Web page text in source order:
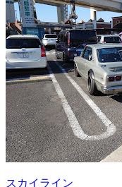
スカイライン